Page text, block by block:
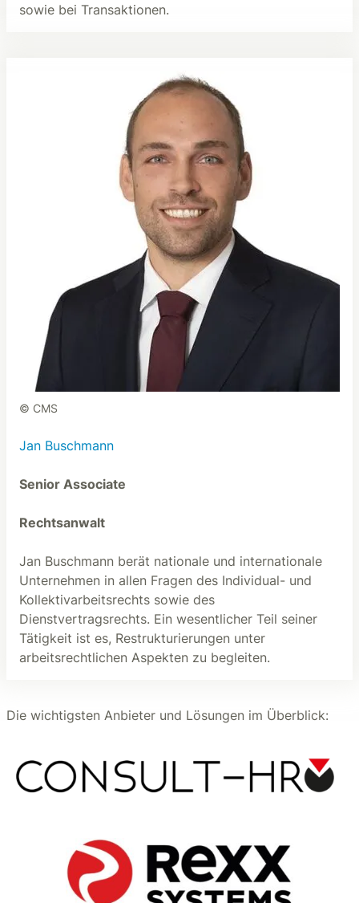
sowie bei Transaktionen.
© CMS
Jan Buschmann
Senior Associate
Rechtsanwalt
Jan Buschmann berät nationale und internationale
Unternehmen in allen Fragen des Individual- und
Kollektivarbeitsrechts sowie des
Dienstvertragsrechts. Ein wesentlicher Teil seiner
Tätigkeit ist es, Restrukturierungen unter
arbeitsrechtlichen Aspekten zu begleiten.
Die wichtigsten Anbieter und Lösungen im Überblick: